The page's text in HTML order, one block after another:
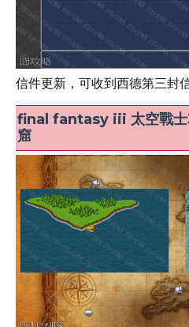
信件更新，可收到西德第三封信
final fantasy iii 太空戰士
窟